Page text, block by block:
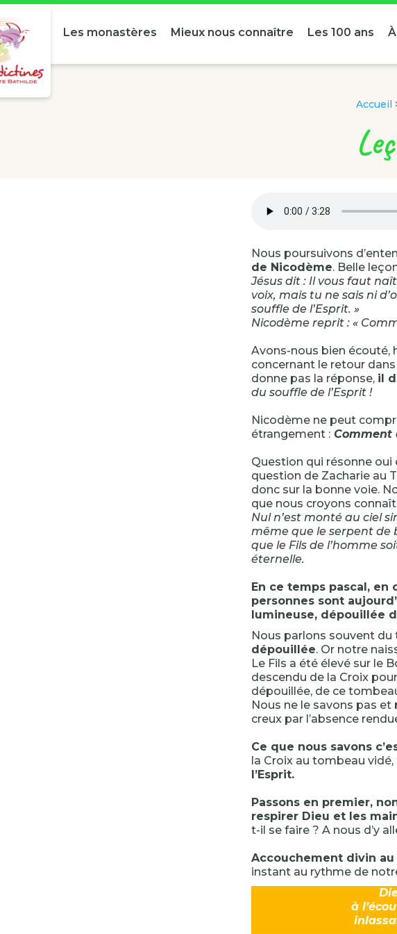
Les monastères Mieux nous connaître Les 100 ans
Accueil
Nous poursuivons
de Nicodème. Belle
Jésus dit : Il vous faut
voix, mais tu ne sais ni
souffle de l’Esprit. »
Nicodème reprit : «
Avons-nous bien écouté,
concernant le retour
donne pas la réponse, il
du souffle de l’Esprit !
Nicodème ne peut
étrangement : Comment
Question qui résonne oui
question de Zacharie au
donc sur la bonne voie.
que nous croyons
Nul n’est monté au ciel
même que le serpent de
que le Fils de l’homme
éternelle.
En ce temps pascal,
personnes sont
lumineuse, dépouillée
Nous parlons souvent
dépouillée. Or notre
Le Fils a été élevé sur le
descendu de la Croix
dépouillée, de ce
Nous ne le savons pas et
creux par l’absence
Ce que nous savons
la Croix au tombeau vidé,
l’Esprit.
Passons en premier,
respirer Dieu et les
t-il se faire ? A nous d’y
Accouchement divin au
instant au rythme de
à